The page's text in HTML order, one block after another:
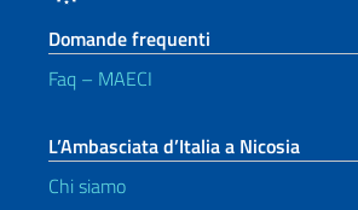
Domande frequenti
Faq – MAECI
L’Ambasciata d’Italia a Nicosia
Chi siamo